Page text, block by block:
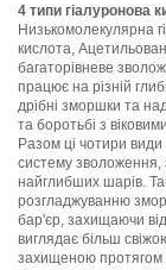
4 типи гіалуронова
Низькомолекулярна
кислота,
багаторівневе
працює на різній
дрібні зморшки та
та боротьбі з
Разом ці чотири
систему зволоження,
найглибших шарів.
розгладжуванню
бар'єр, захищаючи від
виглядає більш
захищеною протягом